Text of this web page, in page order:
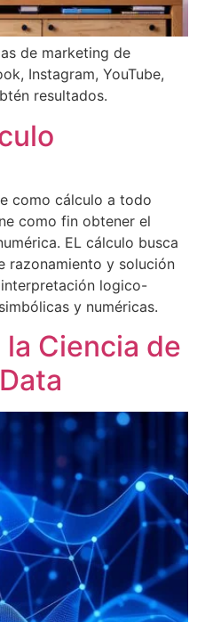
de marketing de
Instagram, YouTube,
resultados.
como cálculo a todo
como fin obtener el
EL cálculo busca
razonamiento y solución
logico-
y numéricas.
Ciencia de